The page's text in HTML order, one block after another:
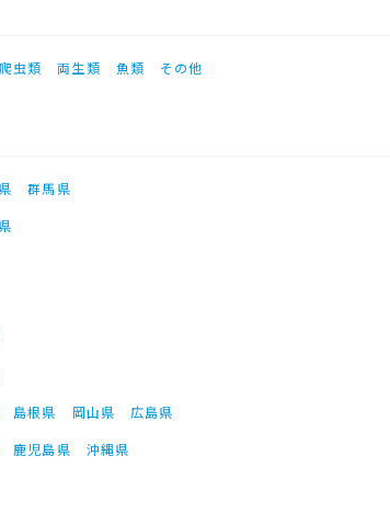
爬虫類 両生類 魚類 その他
群馬県
島根県 岡山県
広島県
鹿児島県 沖縄県